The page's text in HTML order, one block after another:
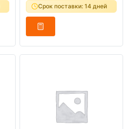
Срок поставки: 14 дней